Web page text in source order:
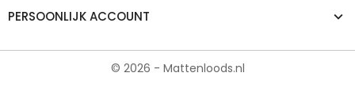
PERSOONLIJK ACCOUNT
© 2026 - Mattenloods.nl